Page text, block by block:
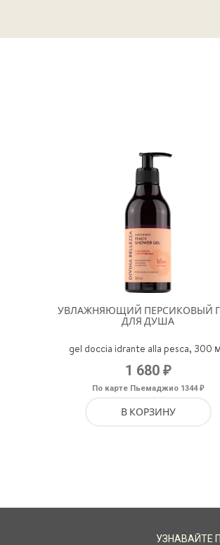
УВЛАЖНЯЮЩИЙ ПЕРСИКОВЫЙ
ДЛЯ ДУША
gel doccia idrante alla pesca, 300
1 680 ₽
По карте Пьемаджио 1344₽
В КОРЗИНУ
УЗНАВАЙТЕ